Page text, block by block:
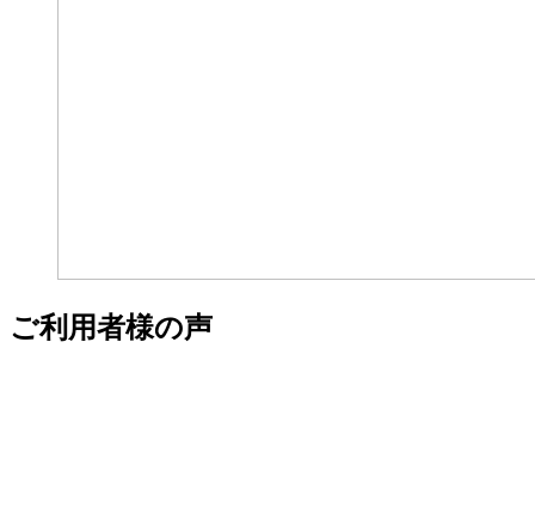
ご利用者様の声